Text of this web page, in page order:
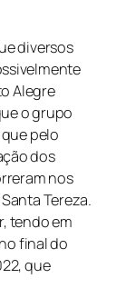
diversos
Alegre
o grupo
pelo
dos
nos
Tereza.
tendo em
final do
que